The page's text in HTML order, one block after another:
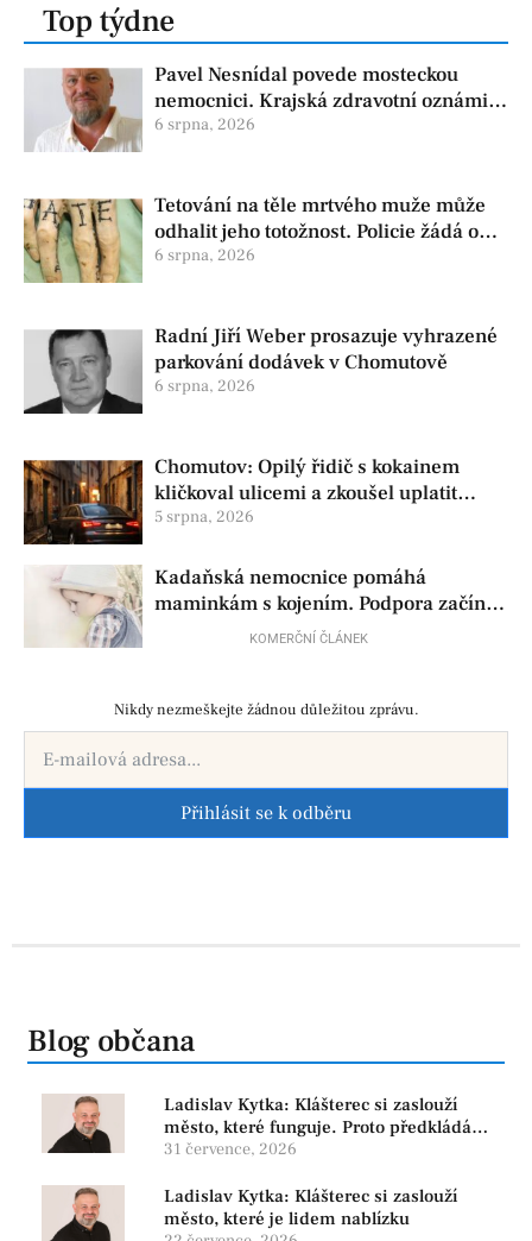
Top týdne
Pavel Nesnídal povede mosteckou
nemocnici. Krajská zdravotní oznámila
změnu ve vedení
6 srpna, 2026
Tetování na těle mrtvého muže může
odhalit jeho totožnost. Policie žádá o
pomoc
6 srpna, 2026
Radní Jiří Weber prosazuje vyhrazené
parkování dodávek v Chomutově
6 srpna, 2026
Chomutov: Opilý řidič s kokainem
kličkoval ulicemi a zkoušel uplatit
policisty
5 srpna, 2026
Kadaňská nemocnice pomáhá
maminkám s kojením. Podpora začíná
už před porodemKOMERČNÍ ČLÁNEK
Nikdy nezmeškejte žádnou důležitou zprávu.
Přihlásit se k odběru
Blog občana
Ladislav Kytka: Klášterec si zaslouží
město, které funguje. Proto předkládáme
program, který řeší skutečné problémy
31 července, 2026
Ladislav Kytka: Klášterec si zaslouží
město, které je lidem nablízku